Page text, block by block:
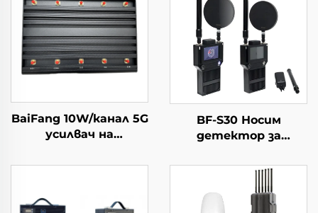
BaiFang 10W/канал 5G
усилвач на
Бустер
BF-S30 Носим
детектор за
дронове